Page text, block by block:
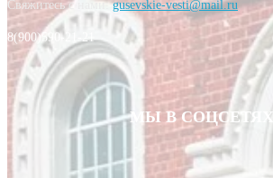
Свяжитесь с нами:gusevskie-vesti@mail.ru
8(900)590-21-21
МЫ В СОЦСЕТЯХ